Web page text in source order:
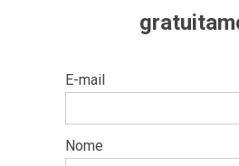
E-mail
Nome